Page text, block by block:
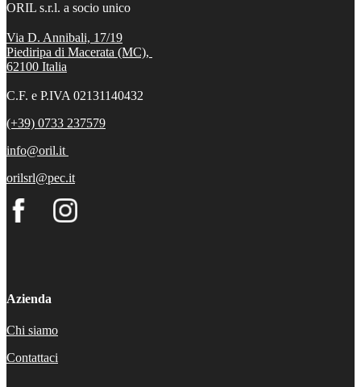
ORIL s.r.l. a socio unico
Via D. Annibali, 17/19
Piediripa di Macerata (MC),
62100 Italia
C.F. e P.IVA 02131140432
(+39) 0733 237579
info@oril.it
orilsrl@pec.it
Azienda
Chi siamo
Contattaci